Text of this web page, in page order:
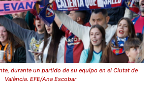
durante un partido de su equipo en el Ciutat de
València. EFE/Ana Escobar